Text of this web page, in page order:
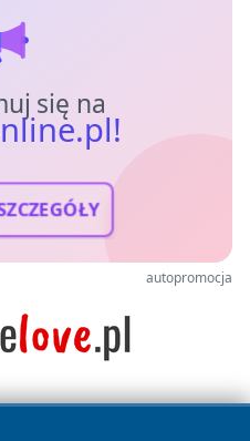
się na
autopromocja